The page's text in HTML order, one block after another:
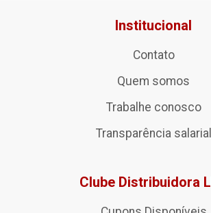
Institucional
Contato
Quem somos
Trabalhe conosco
Transparência salarial
Clube Distribuidora